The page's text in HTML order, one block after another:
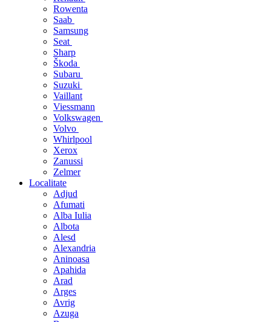
Rowenta
Saab
Samsung
Seat
Sharp
Škoda
Subaru
Suzuki
Vaillant
Viessmann
Volkswagen
Volvo
Whirlpool
Xerox
Zanussi
Zelmer
Localitate
Adjud
Afumati
Alba Iulia
Albota
Alesd
Alexandria
Aninoasa
Apahida
Arad
Arges
Avrig
Azuga